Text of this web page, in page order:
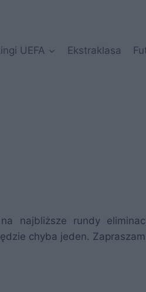
UEFA Ekstraklasa
najbliższe rundy
chyba jeden.